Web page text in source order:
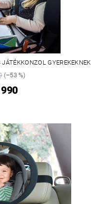
GYEREKEKNEK
(–53 %)